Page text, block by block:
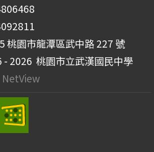
桃園市龍潭區武中路 227 號
- 2026 桃園市立武漢國民中學
NetView